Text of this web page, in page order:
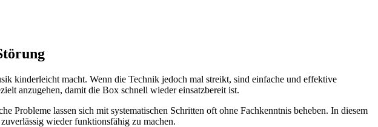
kinderleicht macht. Wenn die Technik jedoch mal streikt, sind einfache und effektive
anzugehen, damit die Box schnell wieder einsatzbereit ist.
lassen sich mit systematischen Schritten oft ohne Fachkenntnis beheben. In diesem
wieder funktionsfähig zu machen.